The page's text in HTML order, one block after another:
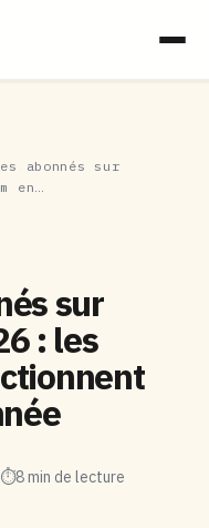
abonnés sur
en…
sur
: les
⏱8 min de lecture